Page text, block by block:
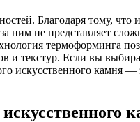
Благодаря тому,
за ним не
термоформинга
и текстур. Если вы
искусственного